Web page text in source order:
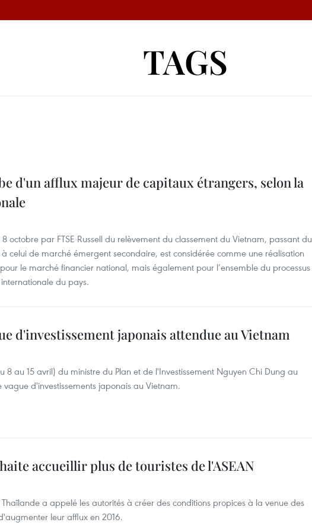
TAGS
d'un afflux majeur de capitaux étrangers, selon la
8 octobre par FTSE Russell du relèvement du classement du Vietnam, passant du
celui de marché émergent secondaire, est considérée comme une réalisation
le marché financier national, mais également pour l’ensemble du processus
du pays.
d'investissement japonais attendue au Vietnam
8 au 15 avril) du ministre du Plan et de l'Investissement Nguyen Chi Dung au
d'investissements japonais au Vietnam.
accueillir plus de touristes de l'ASEAN
a appelé les autorités à créer des conditions propices à la venue des
leur afflux en 2016.